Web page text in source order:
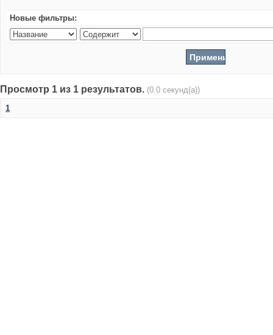
Новые фильтры:
Просмотр 1 из 1 результатов. (0.0 секунд(а))
1